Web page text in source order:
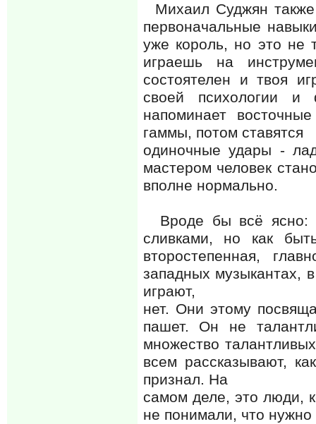
Михаил Суджян также
первоначальные
уже король, но это не
играешь на
состоятелен и твоя
своей психологии и
напоминает
гаммы, потом ставятся
одиночные удары -
мастером человек
вполне нормально.
Вроде бы всё ясно:
сливками, но как
второстепенная,
западных музыкантах,
играют,
нет. Они этому
пашет. Он не
множество
всем рассказывают,
признал. На
самом деле, это люди,
не понимали, что нужно